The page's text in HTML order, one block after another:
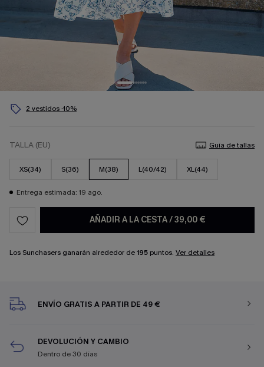
2 vestidos -10%
TALLA (EU) Guía de tallas
XS(34) S(36) M(38) L(40/42) XL(44)
Entrega estimada: 19 ago.
AÑADIR A LA CESTA/39,00 €
Los Sunchasers ganarán alrededor de195 puntos. Ver detalles
ENVÍO GRATIS A PARTIR DE 49 €
DEVOLUCIÓN Y CAMBIO
Dentro de 30 días